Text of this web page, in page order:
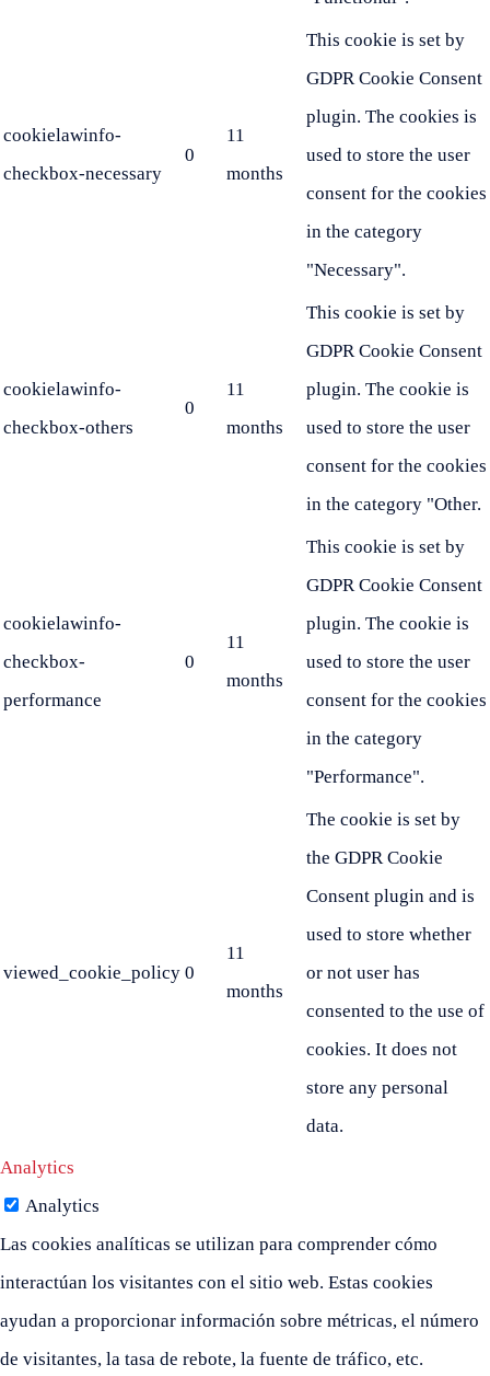
cookielawinfo-
checkbox-necessary
0
11
months
This cookie is set by
GDPR Cookie Consent
plugin. The cookies is
used to store the user
consent for the cookies
in the category
"Necessary".
cookielawinfo-
checkbox-others
0
11
months
This cookie is set by
GDPR Cookie Consent
plugin. The cookie is
used to store the user
consent for the cookies
in the category "Other.
cookielawinfo-
checkbox-
performance
0
11
months
This cookie is set by
GDPR Cookie Consent
plugin. The cookie is
used to store the user
consent for the cookies
in the category
"Performance".
viewed_cookie_policy 0
11
months
The cookie is set by
the GDPR Cookie
Consent plugin and is
used to store whether
or not user has
consented to the use of
cookies. It does not
store any personal
data.
Analytics
Analytics
Las cookies analíticas se utilizan para comprender cómo
interactúan los visitantes con el sitio web. Estas cookies
ayudan a proporcionar información sobre métricas, el número
de visitantes, la tasa de rebote, la fuente de tráfico, etc.